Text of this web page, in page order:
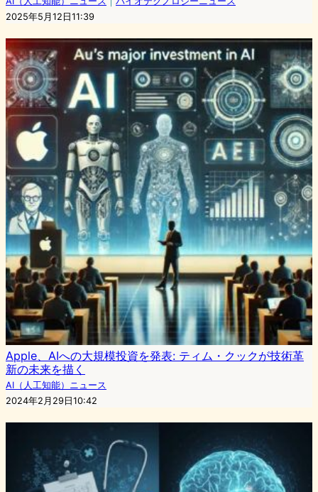
2025年5月12日11:39
Apple、AIへの大規模投資を発表: ティム・クックが技術革
新の未来を描く
AI（人工知能）ニュース
2024年2月29日10:42